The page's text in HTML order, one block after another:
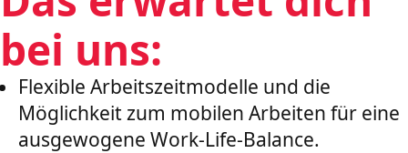
bei uns:
Flexible Arbeitszeitmodelle und die
Möglichkeit zum mobilen Arbeiten für eine
ausgewogene Work-Life-Balance.